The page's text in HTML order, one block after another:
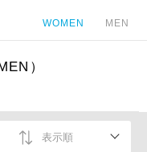
WOMEN MEN
）
表示順